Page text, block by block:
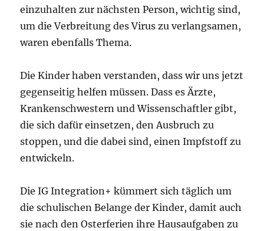
einzuhalten zur nächsten Person, wichtig sind,
um die Verbreitung des Virus zu verlangsamen,
waren ebenfalls Thema.
Die Kinder haben verstanden, dass wir uns jetzt
gegenseitig helfen müssen. Dass es Ärzte,
Krankenschwestern und Wissenschaftler gibt,
die sich dafür einsetzen, den Ausbruch zu
stoppen, und die dabei sind, einen Impfstoff zu
entwickeln.
Die IG Integration+ kümmert sich täglich um
die schulischen Belange der Kinder, damit auch
sie nach den Osterferien ihre Hausaufgaben zu